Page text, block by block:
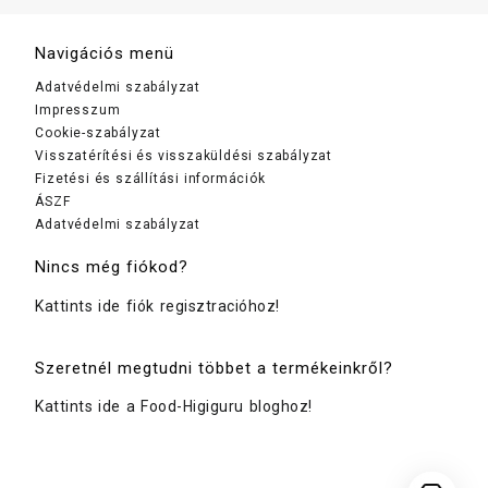
Navigációs menü
Adatvédelmi szabályzat
Impresszum
Cookie-szabályzat
Visszatérítési és visszaküldési szabályzat
Fizetési és szállítási információk
ÁSZF
Adatvédelmi szabályzat
Nincs még fiókod?
Kattints ide fiók regisztracióhoz!
Szeretnél megtudni többet a termékeinkről?
Kattints ide a Food-Higiguru bloghoz!